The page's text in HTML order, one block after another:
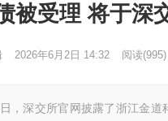
被受理 将于深
2026年6月2日 14:32 阅读(995)
，深交所官网披露了浙江金